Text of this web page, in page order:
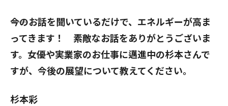
――今のお話を聞いているだけで、エネルギーが高ま
ってきます！ 素敵なお話をありがとうございま
す。女優や実業家のお仕事に邁進中の杉本さんで
すが、今後の展望について教えてください。
杉本彩